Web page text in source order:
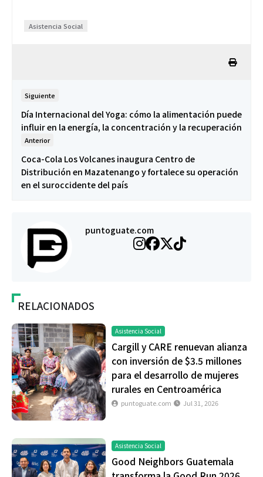
Asistencia Social
Siguiente
Día Internacional del Yoga: cómo la alimentación puede
influir en la energía, la concentración y la recuperación
Anterior
Coca-Cola Los Volcanes inaugura Centro de
Distribución en Mazatenango y fortalece su operación
en el suroccidente del país
puntoguate.com
RELACIONADOS
Asistencia Social
Cargill y CARE renuevan alianza
con inversión de $3.5 millones
para el desarrollo de mujeres
rurales en Centroamérica
puntoguate.com Jul 31, 2026
Asistencia Social
Good Neighbors Guatemala